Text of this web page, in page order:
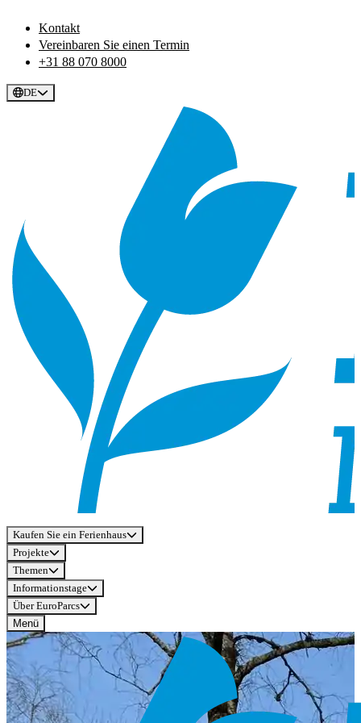
Kontakt
Vereinbaren Sie einen Termin
+31 88 070 8000
DE
Kaufen Sie ein Ferienhaus
Projekte
Themen
Informationstage
Über EuroParcs
Menü